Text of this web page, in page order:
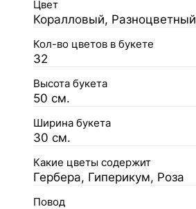
Цвет
Коралловый, Разноцветный
Кол-во цветов в букете
32
Высота букета
50 см.
Ширина букета
30 см.
Какие цветы содержит
Гербера, Гиперикум, Роза
Повод